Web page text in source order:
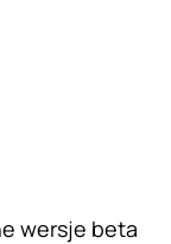
wersje beta